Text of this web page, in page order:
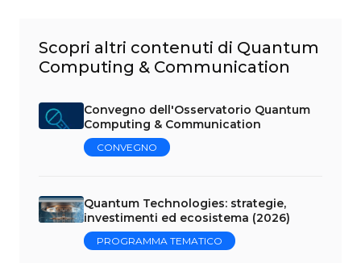
Scopri altri contenuti di Quantum
Computing & Communication
Convegno dell'Osservatorio Quantum
Computing & Communication
CONVEGNO
Quantum Technologies: strategie,
investimenti ed ecosistema (2026)
PROGRAMMA TEMATICO